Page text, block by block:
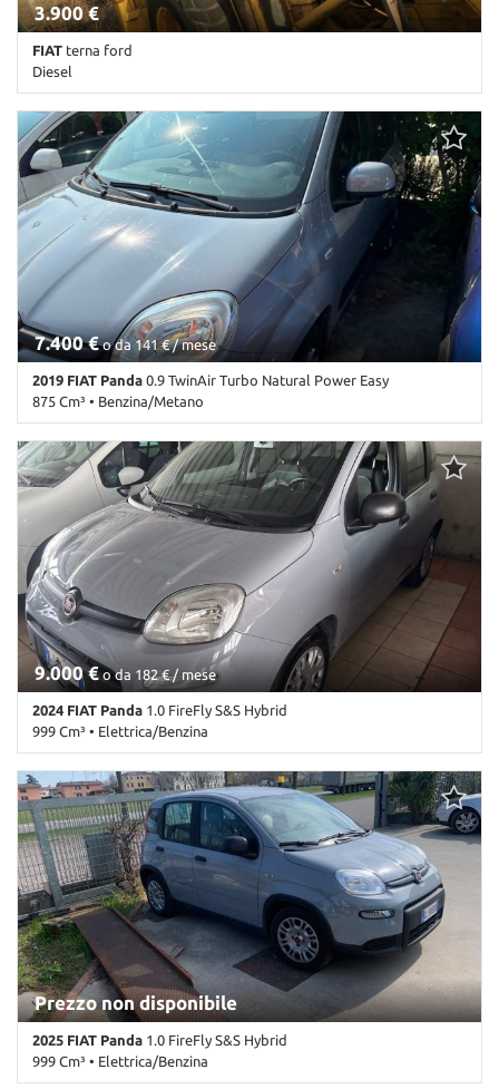
3.900 €
FIAT terna ford
Diesel
Km non disponibile • Cambio Altro • Antracite pastello
7.400 €o da 141 € / mese
2019 FIAT Panda 0.9 TwinAir Turbo Natural Power Easy
875 Cm³ • Benzina/Metano
189.000 Km • Cambio Manuale (5) • Antracite pastello • 5 Porte •
ABS • Airbag • Airbag Passeggero • Airbag testa • Autoradio •
Autoradio digitale • Cerchi in lega • Chiusura centralizzata •
Climatizzatore • Controllo trazione • ESP • Immobilizzatore
elettronico • Servosterzo
9.000 €o da 182 € / mese
2024 FIAT Panda 1.0 FireFly S&S Hybrid
999 Cm³ • Elettrica/Benzina
49.000 Km • Cambio Manuale (6) • Antracite pastello • 5 Porte •
ABS • Airbag • Airbag Passeggero • Airbag testa • Antifurto •
Autoradio • Autoradio digitale • Bluetooth • Chiusura centralizzata
• Climatizzatore • Controllo trazione • ESP • Immobilizzatore
elettronico • Servosterzo
Prezzo non disponibile
2025 FIAT Panda 1.0 FireFly S&S Hybrid
999 Cm³ • Elettrica/Benzina